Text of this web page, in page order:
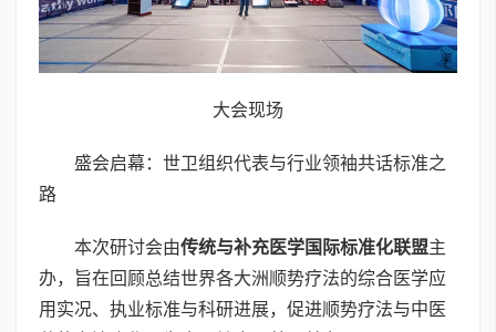
大会现场
盛会启幕：世卫组织代表与行业领袖共话标准之
路
本次研讨会由传统与补充医学国际标准化联盟主
办，旨在回顾总结世界各大洲顺势疗法的综合医学应
用实况、执业标准与科研进展，促进顺势疗法与中医